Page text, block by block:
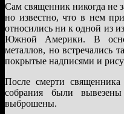
Сам священник никогда не
но известно, что в нем
относились ни к одной из
Южной Америки. В
металлов, но встречались
покрытые надписями и
После смерти
собрания были
выброшены.